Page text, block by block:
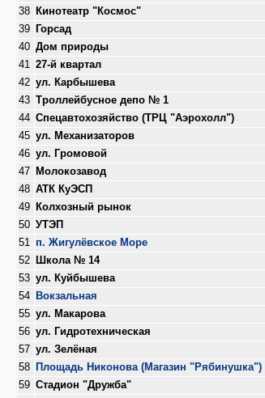
38
Кинотеатр "Космос"
39
Горсад
40 Дом природы
41
27-й квартал
42 ул. Карбышева
43 Троллейбусное депо № 1
44 Спецавтохозяйство (ТРЦ "Аэрохолл")
45 ул. Механизаторов
46 ул. Громовой
47
Молокозавод
48 АТК КуЭСП
49
Колхозный рынок
50 УТЭП
51
п. Жигулёвское Море
52
Школа № 14
53 ул. Куйбышева
54
Вокзальная
55 ул. Макарова
56 ул. Гидротехническая
57 ул. Зелёная
58
Площадь Никонова (Магазин "Рябинушка")
59 Стадион "Дружба"